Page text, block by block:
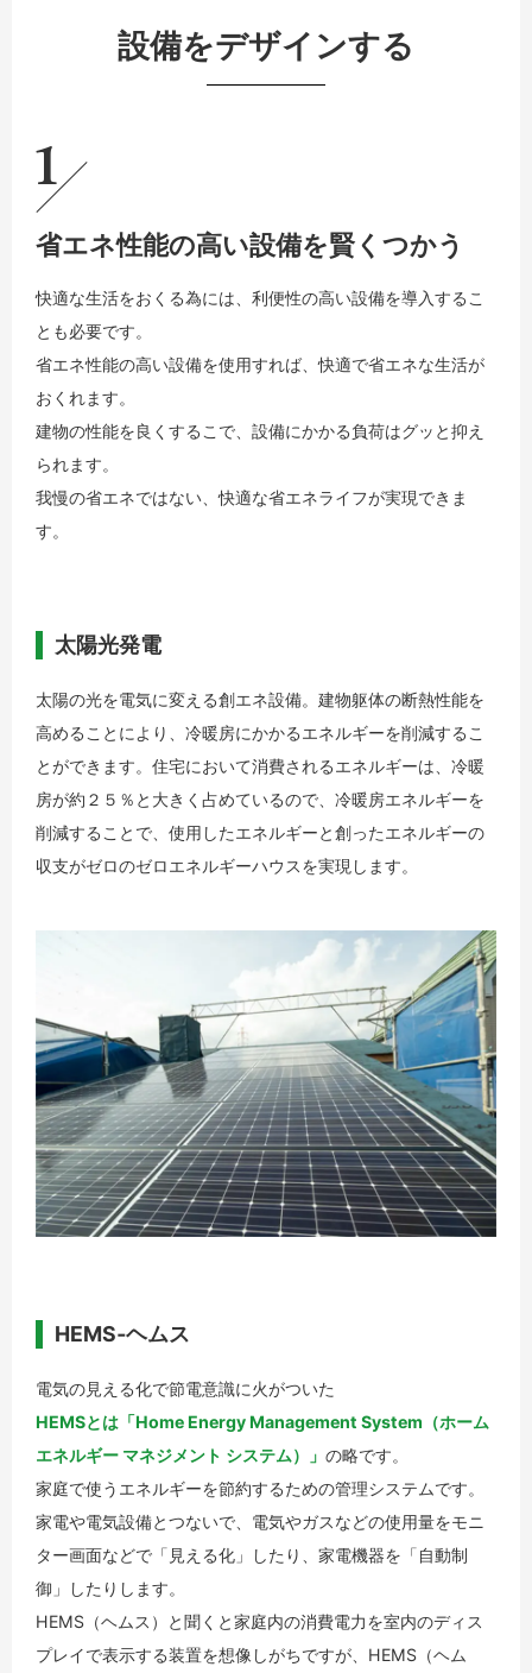
設備をデザインする
1
省エネ性能の高い設備を賢くつかう
快適な生活をおくる為には、利便性の高い設備を導入するこ
とも必要です。
省エネ性能の高い設備を使用すれば、快適で省エネな生活が
おくれます。
建物の性能を良くするこで、設備にかかる負荷はグッと抑え
られます。
我慢の省エネではない、快適な省エネライフが実現できま
す。
太陽光発電
太陽の光を電気に変える創エネ設備。建物躯体の断熱性能を
高めることにより、冷暖房にかかるエネルギーを削減するこ
とができます。住宅において消費されるエネルギーは、冷暖
房が約２５％と大きく占めているので、冷暖房エネルギーを
削減することで、使用したエネルギーと創ったエネルギーの
収支がゼロのゼロエネルギーハウスを実現します。
HEMS‐ヘムス
電気の見える化で節電意識に火がついた
HEMSとは「Home Energy Management System（ホーム
エネルギー マネジメント システム）」 の略です。
家庭で使うエネルギーを節約するための管理システムです。
家電や電気設備とつないで、電気やガスなどの使用量をモニ
ター画面などで「見える化」したり、家電機器を「自動制
御」したりします。
HEMS（ヘムス）と聞くと家庭内の消費電力を室内のディス
プレイで表示する装置を想像しがちですが、HEMS（ヘム